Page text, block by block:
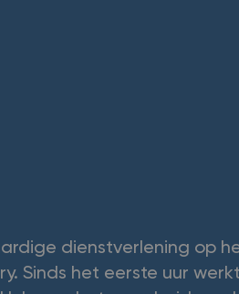
dienstverlening op
Sinds het eerste uur